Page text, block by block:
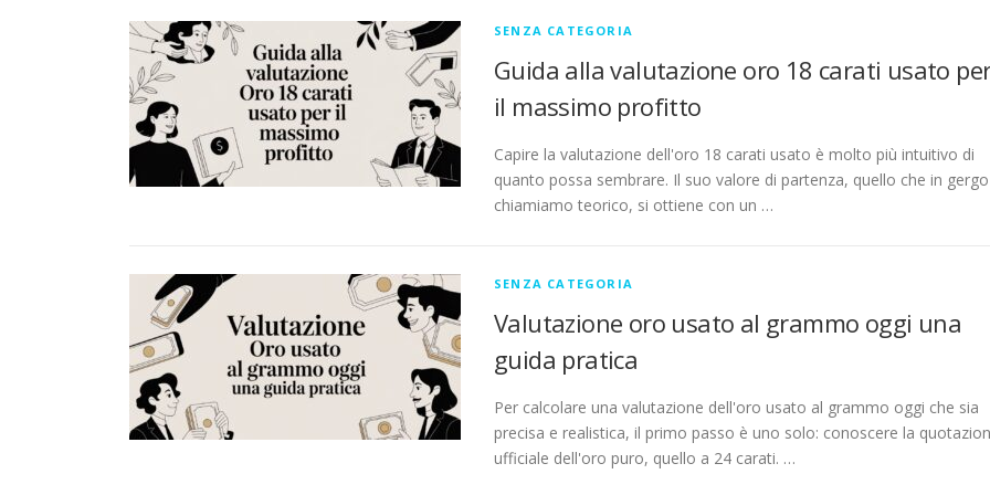
SENZA CATEGORIA
Guida alla valutazione oro 18 carati usato
il massimo profitto
Capire la valutazione dell'oro 18 carati usato è molto più intuitivo di
quanto possa sembrare. Il suo valore di partenza, quello che in gergo
chiamiamo teorico, si ottiene con un …
SENZA CATEGORIA
Valutazione oro usato al grammo oggi una
guida pratica
Per calcolare una valutazione dell'oro usato al grammo oggi che sia
precisa e realistica, il primo passo è uno solo: conoscere la
ufficiale dell'oro puro, quello a 24 carati. …